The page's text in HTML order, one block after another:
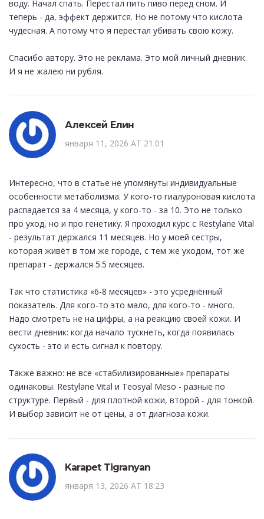
воду. Начал спать. Перестал пить пиво перед сном. И
теперь - да, эффект держится. Но не потому что кислота
чудесная. А потому что я перестал убивать свою кожу.
Спасибо автору. Это не реклама. Это мой личный дневник.
И я не жалею ни рубля.
Алексей Елин
января 11, 2026 AT 21:01
Интересно, что в статье не упомянуты индивидуальные
особенности метаболизма. У кого-то гиалуроновая кислота
распадается за 4 месяца, у кого-то - за 10. Это не только
про уход, но и про генетику. Я проходил курс с Restylane Vital
- результат держался 11 месяцев. Но у моей сестры,
которая живёт в том же городе, с тем же уходом, тот же
препарат - держался 5.5 месяцев.
Так что статистика «6-8 месяцев» - это усреднённый
показатель. Для кого-то это мало, для кого-то - много.
Надо смотреть не на цифры, а на реакцию своей кожи. И
вести дневник: когда начало тускнеть, когда появилась
сухость - это и есть сигнал к повтору.
Также важно: не все «стабилизированные» препараты
одинаковы. Restylane Vital и Teosyal Meso - разные по
структуре. Первый - для плотной кожи, второй - для тонкой.
И выбор зависит не от цены, а от диагноза кожи.
Karapet Tigranyan
января 13, 2026 AT 18:23